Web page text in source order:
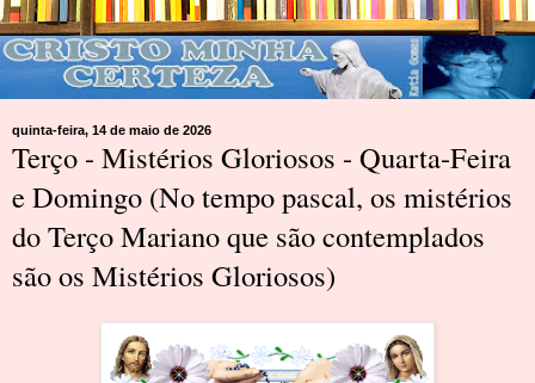
quinta-feira, 14 de maio de 2026
Terço - Mistérios Gloriosos - Quarta-Feira
e Domingo (No tempo pascal, os mistérios
do Terço Mariano que são contemplados
são os Mistérios Gloriosos)